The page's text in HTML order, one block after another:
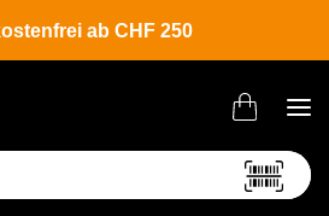
ab CHF 250